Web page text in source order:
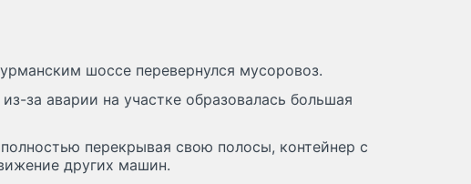
шоссе перевернулся мусоровоз.
за аварии на участке образовалась большая
перекрывая свою полосы, контейнер с
других машин.